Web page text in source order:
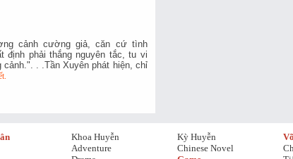
cảnh cường giả, căn cứ tình
định phải thắng nguyên tắc, tu vi
. .Tần Xuyên phát hiện, chỉ
Khoa Huyễn Kỳ Huyễn
Adventure Chinese Novel